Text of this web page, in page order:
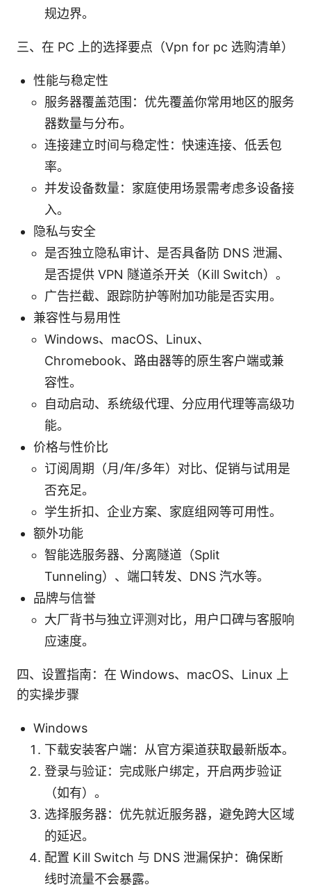
规边界。
三、在 PC 上的选择要点（Vpn for pc 选购清单）
性能与稳定性
服务器覆盖范围：优先覆盖你常用地区的服务
器数量与分布。
连接建立时间与稳定性：快速连接、低丢包
率。
并发设备数量：家庭使用场景需考虑多设备接
入。
隐私与安全
是否独立隐私审计、是否具备防 DNS 泄漏、
是否提供 VPN 隧道杀开关（Kill Switch）。
广告拦截、跟踪防护等附加功能是否实用。
兼容性与易用性
Windows、macOS、Linux、
Chromebook、路由器等的原生客户端或兼
容性。
自动启动、系统级代理、分应用代理等高级功
能。
价格与性价比
订阅周期（月/年/多年）对比、促销与试用是
否充足。
学生折扣、企业方案、家庭组网等可用性。
额外功能
智能选服务器、分离隧道（Split
Tunneling）、端口转发、DNS 汽水等。
品牌与信誉
大厂背书与独立评测对比，用户口碑与客服响
应速度。
四、设置指南：在 Windows、macOS、Linux 上
的实操步骤
Windows
下载安装客户端：从官方渠道获取最新版本。
登录与验证：完成账户绑定，开启两步验证
（如有）。
选择服务器：优先就近服务器，避免跨大区域
的延迟。
配置 Kill Switch 与 DNS 泄漏保护：确保断
线时流量不会暴露。